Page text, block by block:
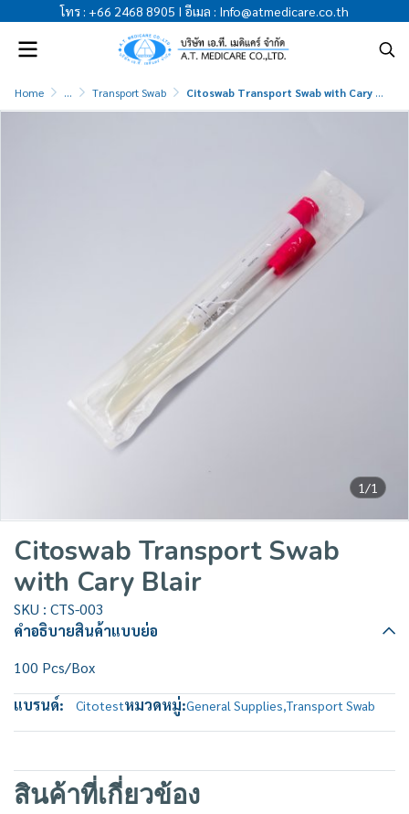
โทร : +66 2468 8905 I อีเมล : Info@atmedicare.co.th
Home ... Transport Swab Citoswab Transport Swab with Cary Blair
1/1
Citoswab Transport Swab
with Cary Blair
SKU : CTS-003
คำอธิบายสินค้าแบบย่อ
100 Pcs/Box
แบรนด์:
Citotestหมวดหมู่:General Supplies,Transport Swab
สินค้าที่เกี่ยวข้อง